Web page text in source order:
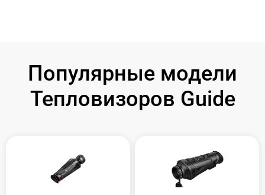
Популярные модели
Тепловизоров Guide